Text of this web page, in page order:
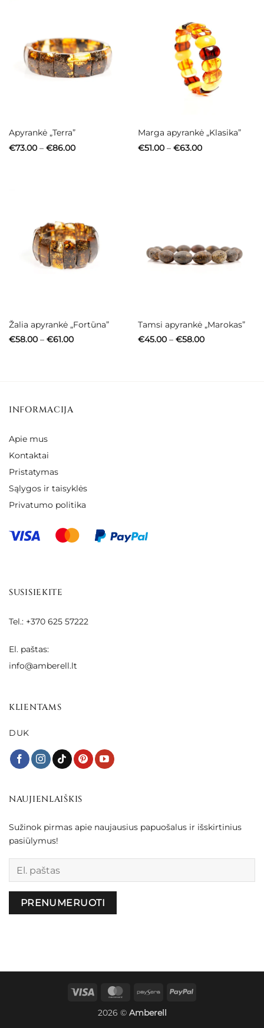
Apyrankė „Terra”
€73.00 – €86.00Price
Marga apyrankė „Klasika”
€51.00 – €63.00Price
Žalia apyrankė „Fortūna”
€58.00 – €61.00Price
Tamsi apyrankė „Marokas”
€45.00 – €58.00Price
INFORMACIJA
Apie mus
Kontaktai
Pristatymas
Sąlygos ir taisyklės
Privatumo politika
SUSISIEKITE
Tel.: +370 625 57222
El. paštas:
info@amberell.lt
KLIENTAMS
DUK
NAUJIENLAIŠKIS
Sužinok pirmas apie naujausius papuošalus ir išskirtinius
pasiūlymus!
Palikite šį lauką tuščią.
Visa MasterCardPayseraPayPal
2026 © Amberell